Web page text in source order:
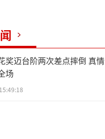
奖迈台阶两次差点摔倒 真情
场